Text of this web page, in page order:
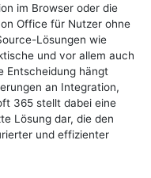
im Browser oder die
Office für Nutzer ohne
Lösungen wie
und vor allem auch
Entscheidung hängt
an Integration,
365 stellt dabei eine
Lösung dar, die den
und effizienter